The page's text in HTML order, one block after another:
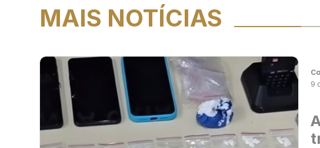
MAIS NOTÍCIAS
9